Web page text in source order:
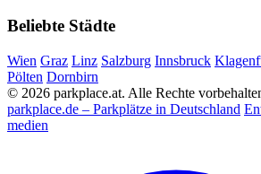
Beliebte Städte
Wien Graz Linz Salzburg Innsbruck
Pölten Dornbirn
© 2026 parkplace.at. Alle Rechte
parkplace.de – Parkplätze in Deutschland
medien